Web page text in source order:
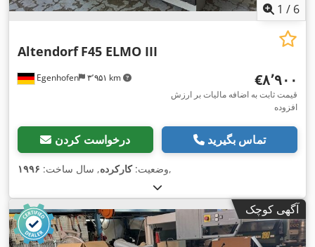
1 / 6
Egenhofen ۳٬۹۵۱ km
Altendorf F45 ELMO III
‎€۸٬۹۰۰
قیمت ثابت به اضافه مالیات بر ارزش
افزوده
درخواست کردن تماس بگیرید
وضعیت:کارکرده, سال ساخت: ۱۹۹۶ ,
آگهی کوچک